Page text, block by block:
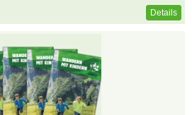
Details